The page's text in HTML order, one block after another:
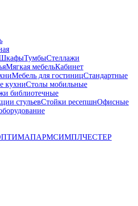
ТумбыСтеллажи
Мягкая мебельКабинет
Мебель для гостиницСтандартные
кухниСтолы мобильные
библиотечные
стульевСтойки ресепшнОфисные
ПАРМСИМПЛЧЕСТЕР